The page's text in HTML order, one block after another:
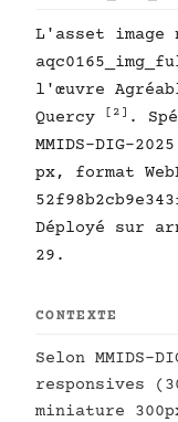
L'asset image
l'œuvre
Quercy
[2] .
MMIDS-DIG-2025
px, format
Déployé sur
29.
CONTEXTE
Selon MMIDS-
responsives
miniature